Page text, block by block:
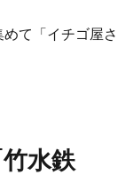
て「イチゴ屋さ
水鉄